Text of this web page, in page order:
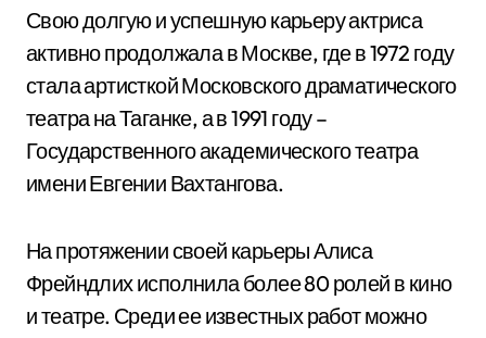
Свою долгую и успешную карьеру актриса
активно продолжала в Москве, где в 1972 году
стала артисткой Московского драматического
театра на Таганке, а в 1991 году –
Государственного академического театра
имени Евгении Вахтангова.
На протяжении своей карьеры Алиса
Фрейндлих исполнила более 80 ролей в кино
и театре. Среди ее известных работ можно